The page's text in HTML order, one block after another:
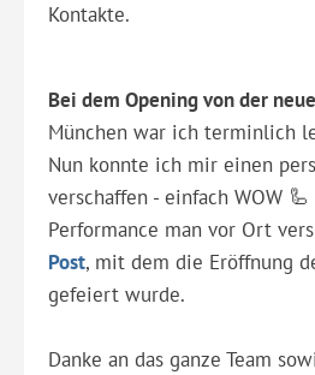
Kontakte.
Bei dem Opening von der
München war ich terminlich
Nun konnte ich mir einen
verschaffen - einfach WOW
Performance man vor Ort
Post, mit dem die Eröffnung
gefeiert wurde.
Danke an das ganze Team